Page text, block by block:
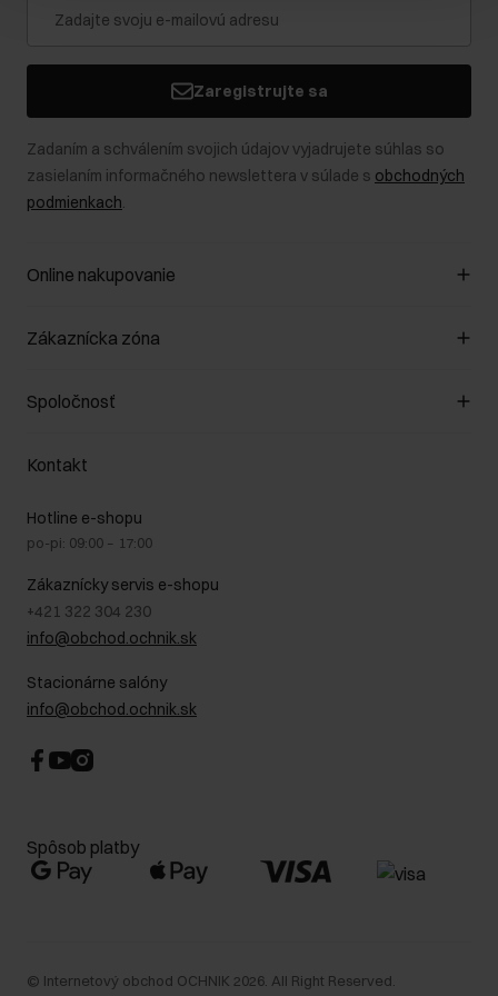
Zaregistrujte sa
Zadaním a schválením svojich údajov vyjadrujete súhlas so
zasielaním informačného newslettera v súlade s obchodných
podmienkach.
Online nakupovanie
Spravovať súbory cookie
Spôsob platby
Vrátenie
Zákaznícka zóna
Zákazníky klub
Pravidlá propagácie
Starostlivosť o kožu
Bezpečné nakupovanie
Blog
Najčastejšie kladené otázky (FAQ)
Spoločnosť
O nás
GDPR - Zásady ochrany osobných údajov
Právne informácie
Kontakt
Hotline e-shopu
po-pi: 09:00 – 17:00
Zákaznícky servis e-shopu
+421 322 304 230
info@obchod.ochnik.sk
Stacionárne salóny
info@obchod.ochnik.sk
Spôsob platby
© Internetový obchod OCHNIK 2026 . All Right Reserved.